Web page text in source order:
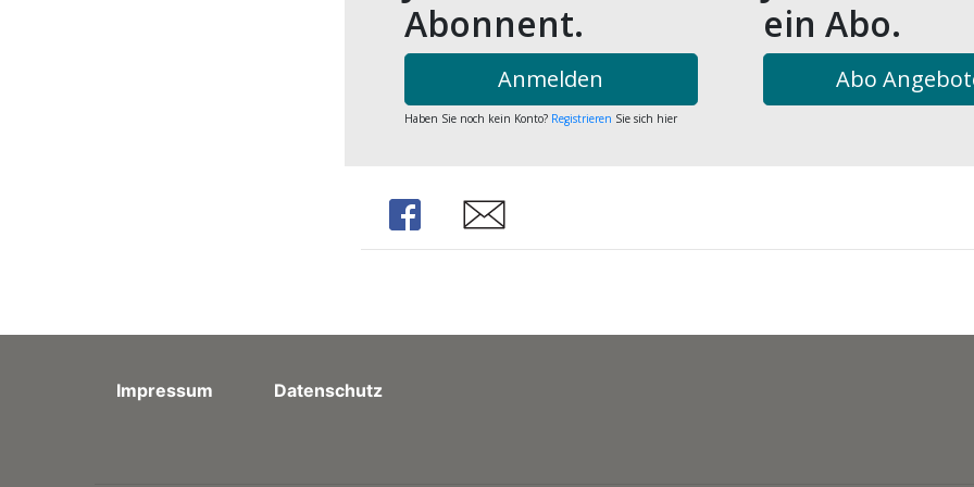
Abonnent.
Anmelden
Haben Sie noch kein Konto?Registrieren Sie sich hier
ein Abo.
Abo
Share Share
Impressum Datenschutz